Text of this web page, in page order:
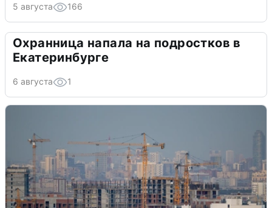
5 августа 166
Охранница напала на подростков в
Екатеринбурге
6 августа 1